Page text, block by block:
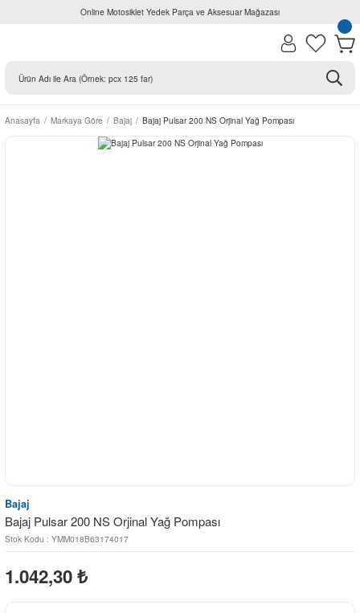
Online Motosiklet Yedek Parça ve Aksesuar Mağazası
Anasayfa Markaya Göre Bajaj Bajaj Pulsar 200 NS Orjinal Yağ Pompası
Bajaj
Bajaj Pulsar 200 NS Orjinal Yağ Pompası
Stok Kodu : YMM018B63174017
1.042,30 ₺